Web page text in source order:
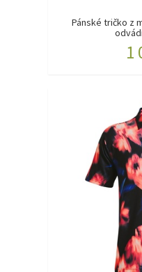
Pánské tričko z
1